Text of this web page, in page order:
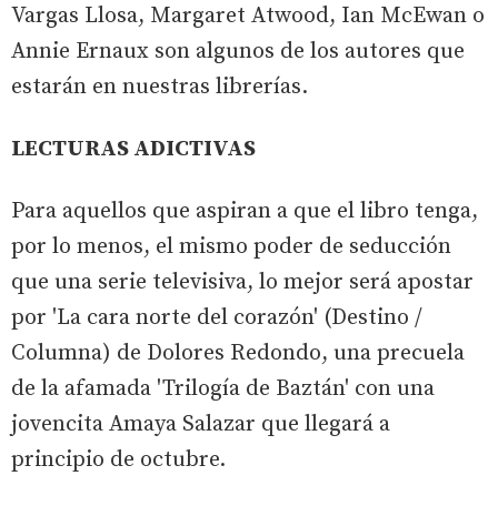
Vargas Llosa, Margaret Atwood, Ian McEwan o
Annie Ernaux son algunos de los autores que
estarán en nuestras librerías.
LECTURAS ADICTIVAS
Para aquellos que aspiran a que el libro tenga,
por lo menos, el mismo poder de seducción
que una serie televisiva, lo mejor será apostar
por 'La cara norte del corazón' (Destino /
Columna) de Dolores Redondo, una precuela
de la afamada 'Trilogía de Baztán' con una
jovencita Amaya Salazar que llegará a
principio de octubre.